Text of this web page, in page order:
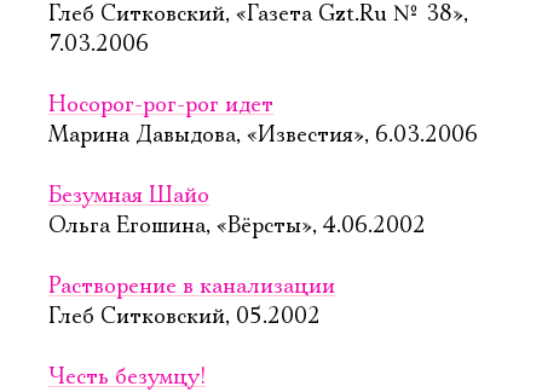
Глеб Ситковский, «Газета Gzt.Ru № 38»,
7.03.2006
Носорог-рог-рог идет
Марина Давыдова, «Известия», 6.03.2006
Безумная Шайо
Ольга Егошина, «Вёрсты», 4.06.2002
Растворение в канализации
Глеб Ситковский, 05.2002
Честь безумцу!